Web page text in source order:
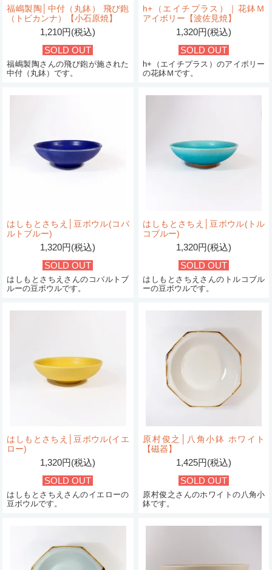
福嶋製陶│中付（丸鉢） 飛び鉋
（トビカンナ）【小石原焼】
1,210円(税込)
SOLD OUT
福嶋製陶さんの飛び鉋が施された
中付（丸鉢）です。
h+（エイチプラス）｜花鉢Ｍ
アイボリー【波佐見焼】
1,320円(税込)
SOLD OUT
h+（エイチプラス）のアイボリー
の花鉢Ｍです。
はしもとさちえ│豆ボウル(コバ
ルトブルー)
1,320円(税込)
SOLD OUT
はしもとさちえさんのコバルトブ
ルーの豆ボウルです。
はしもとさちえ│豆ボウル(トル
コブルー)
1,320円(税込)
SOLD OUT
はしもとさちえさんのトルコブル
ーの豆ボウルです。
はしもとさちえ│豆ボウル(イエ
ロー)
1,320円(税込)
SOLD OUT
はしもとさちえさんのイエローの
豆ボウルです。
原村俊之│八角小鉢 ホワイト
【磁器】
1,425円(税込)
SOLD OUT
原村俊之さんのホワイトの八角小
鉢です。